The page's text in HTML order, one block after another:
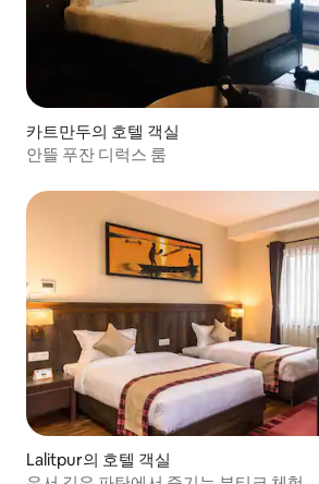
카트만두의 호텔 객실
안뜰 푸잔 디럭스 룸
Lalitpur의 호텔 객실